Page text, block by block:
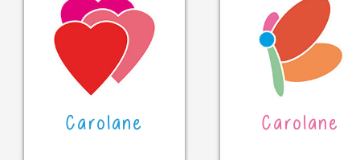
Carolane Carolane